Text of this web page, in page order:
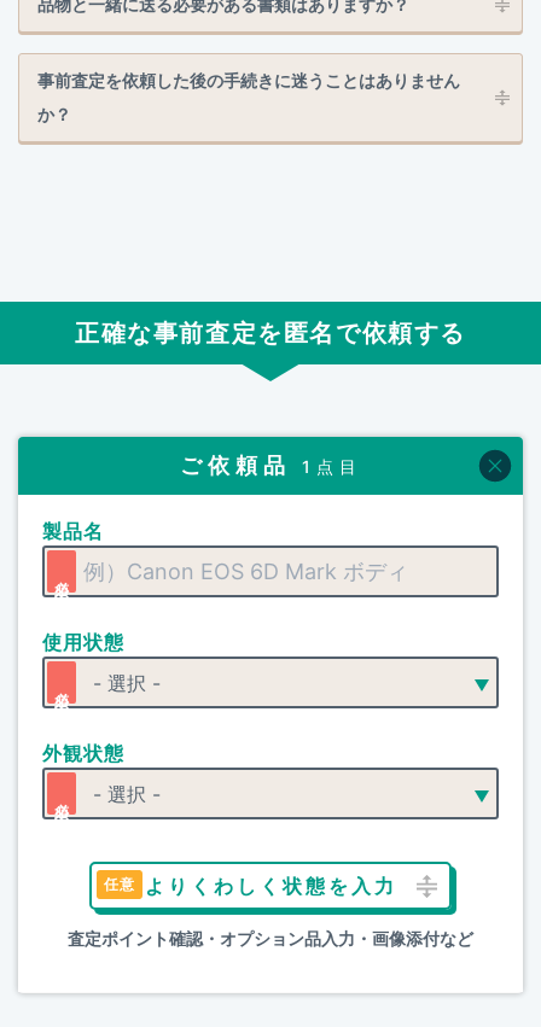
品物と一緒に送る必要がある書類はありますか？
事前査定を依頼した後の手続きに迷うことはありません
か？
正確な事前査定を匿名で依頼する
ご依頼品 1点目
製品名
使用状態
外観状態
よりくわしく状態を入力
査定ポイント確認・オプション品入力・画像添付など